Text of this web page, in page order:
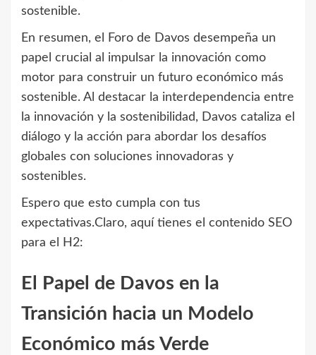
sostenible.
En resumen, el Foro de Davos desempeña un
papel crucial al impulsar la innovación como
motor para construir un futuro económico más
sostenible. Al destacar la interdependencia entre
la innovación y la sostenibilidad, Davos cataliza el
diálogo y la acción para abordar los desafíos
globales con soluciones innovadoras y
sostenibles.
Espero que esto cumpla con tus
expectativas.Claro, aquí tienes el contenido SEO
para el H2:
El Papel de Davos en la
Transición hacia un Modelo
Económico más Verde